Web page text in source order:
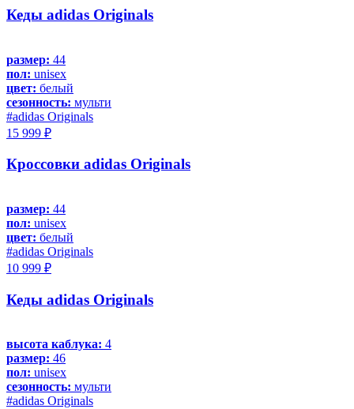
Кеды adidas Originals
размер: 44
пол: unisex
цвет: белый
сезонность: мульти
#adidas Originals
15 999 ₽
Кроссовки adidas Originals
размер: 44
пол: unisex
цвет: белый
#adidas Originals
10 999 ₽
Кеды adidas Originals
высота каблука: 4
размер: 46
пол: unisex
сезонность: мульти
#adidas Originals